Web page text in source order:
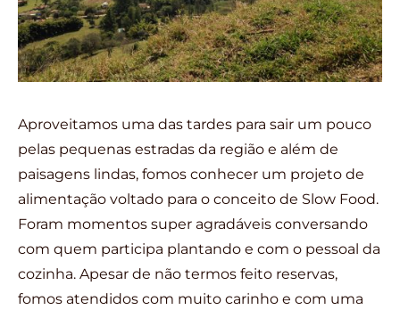
Aproveitamos uma das tardes para sair um pouco
pelas pequenas estradas da região e além de
paisagens lindas, fomos conhecer um projeto de
alimentação voltado para o conceito de Slow Food.
Foram momentos super agradáveis conversando
com quem participa plantando e com o pessoal da
cozinha. Apesar de não termos feito reservas,
fomos atendidos com muito carinho e com uma